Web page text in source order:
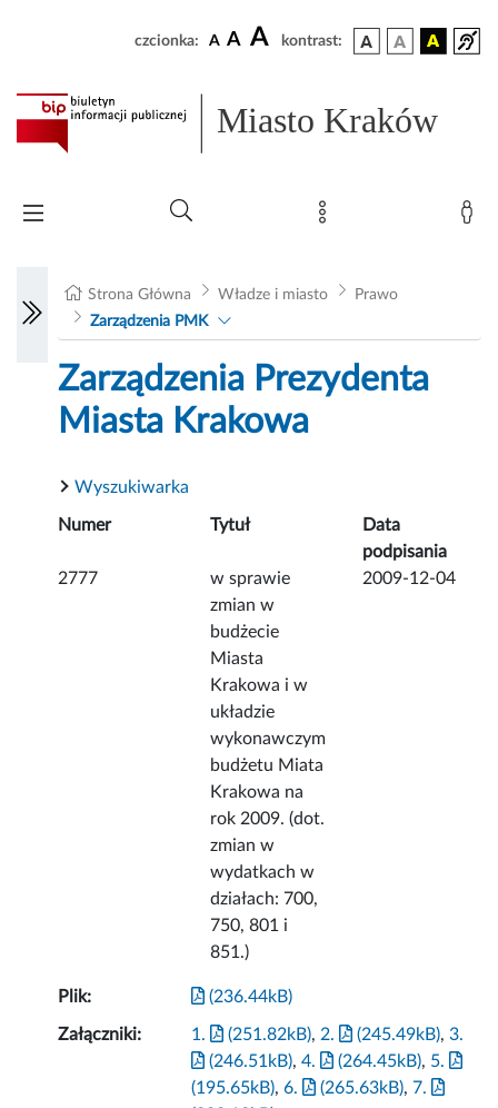
czcionka: A A A kontrast:
Miasto Kraków
Strona Główna Władze i miasto
Prawo
Zarządzenia PMK
Zarządzenia Prezydenta
Miasta Krakowa
Wyszukiwarka
Numer Tytuł
Data
podpisania
2777
w sprawie
zmian w
budżecie
Miasta
Krakowa i w
układzie
wykonawczym
budżetu Miata
Krakowa na
rok 2009. (dot.
zmian w
wydatkach w
działach: 700,
750, 801 i
851.)
2009-12-04
Plik: (236.44kB)
Załączniki: 1. (251.82kB), 2. (245.49kB),3.
(246.51kB),4. (264.45kB), 5.
(195.65kB),6. (265.63kB), 7.